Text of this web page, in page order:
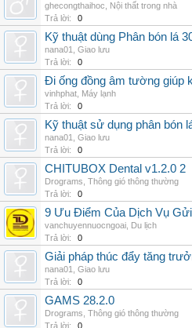
ghecongthaihoc
Nội thất trong nhà
Trả lời:
0
Kỹ thuật dùng Phân bón lá
nana01
Giao lưu
Trả lời:
0
Đi ống đồng âm tường giúp
vinhphat Máy lạnh
Trả lời:
0
Kỹ thuật sử dụng phân bón
nana01
Giao lưu
Trả lời:
0
CHITUBOX Dental v1.2.0 2
Drograms Thông gió thông thường
Trả lời:
0
9 Ưu Điểm Của Dịch Vụ
vanchuyennuocngoai Du lịch
Trả lời:
0
Giải pháp thúc đẩy tăng
nana01
Giao lưu
Trả lời:
0
GAMS 28.2.0
Drograms Thông gió thông thường
Trả lời:
0